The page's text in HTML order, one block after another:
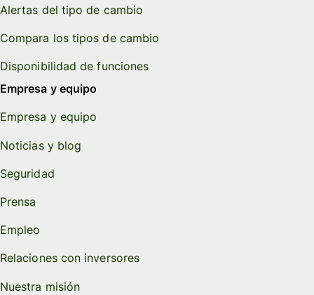
Alertas del tipo de cambio
Compara los tipos de cambio
Disponibilidad de funciones
Empresa y equipo
Empresa y equipo
Noticias y blog
Seguridad
Prensa
Empleo
Relaciones con inversores
Nuestra misión